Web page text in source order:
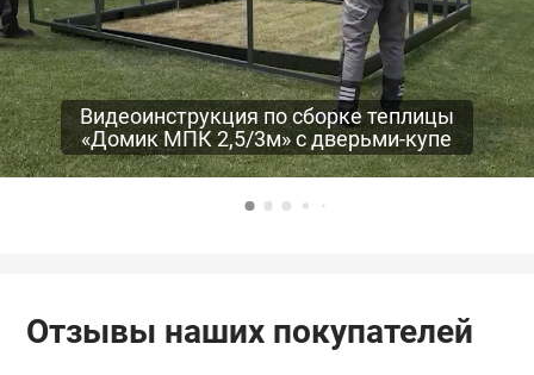
Видеоинструкция по сборке теплицы
«Домик МПК 2,5/3м» с дверьми-купе
Отзывы наших покупателей